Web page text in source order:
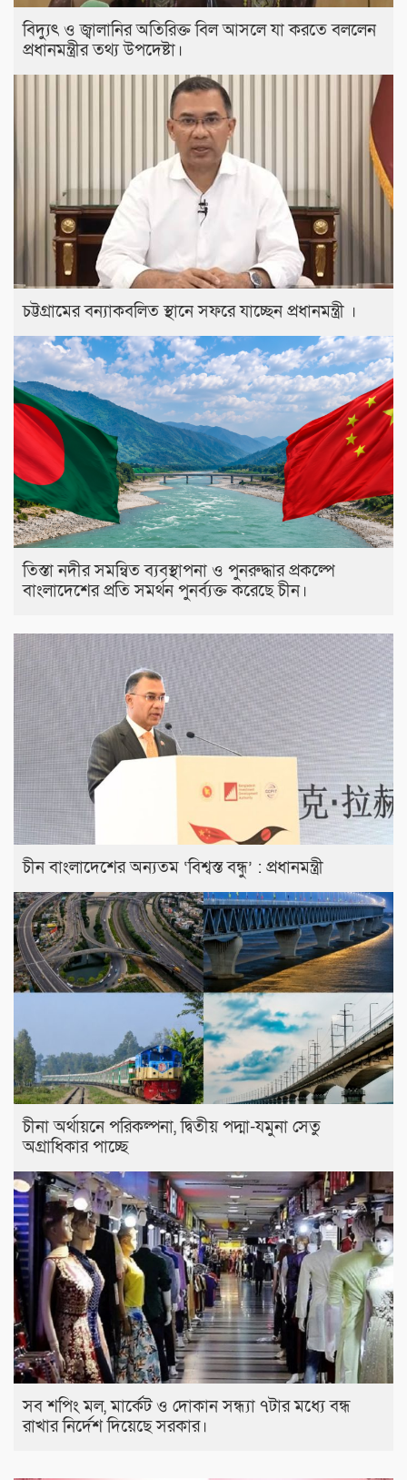
বিদ্যুৎ ও জ্বালানির অতিরিক্ত বিল আসলে যা করতে বললেন
প্রধানমন্ত্রীর তথ্য উপদেষ্টা।
চট্টগ্রামের বন্যাকবলিত স্থানে সফরে যাচ্ছেন প্রধানমন্ত্রী ।
তিস্তা নদীর সমন্বিত ব্যবস্থাপনা ও পুনরুদ্ধার প্রকল্পে
বাংলাদেশের প্রতি সমর্থন পুনর্ব্যক্ত করেছে চীন।
চীন বাংলাদেশের অন্যতম ‘বিশ্বস্ত বন্ধু’ : প্রধানমন্ত্রী
চীনা অর্থায়নে পরিকল্পনা, দ্বিতীয় পদ্মা-যমুনা সেতু
অগ্রাধিকার পাচ্ছে
সব শপিং মল, মার্কেট ও দোকান সন্ধ্যা ৭টার মধ্যে বন্ধ
রাখার নির্দেশ দিয়েছে সরকার।